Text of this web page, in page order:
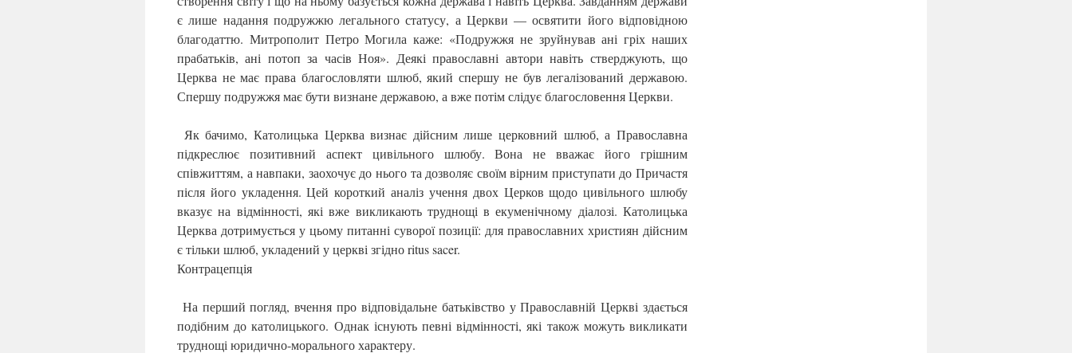
є лише надання подружжю легального статусу, а Церкви — освятити його відповідною
благодаттю. Митрополит Петро Могила каже: «Подружжя не зруйнував ані гріх наших
прабатьків, ані потоп за часів Ноя». Деякі православні автори навіть стверджують, що
Церква не має права благословляти шлюб, який спершу не був легалізований державою.
Спершу подружжя має бути визнане державою, а вже потім слідує благословення Церкви.
Як бачимо, Католицька Церква визнає дійсним лише церковний шлюб, а Православна
підкреслює позитивний аспект цивільного шлюбу. Вона не вважає його грішним
співжиттям, а навпаки, заохочує до нього та дозволяє своїм вірним приступати до Причастя
після його укладення. Цей короткий аналіз учення двох Церков щодо цивільного шлюбу
вказує на відмінності, які вже викликають труднощі в екуменічному діалозі. Католицька
Церква дотримується у цьому питанні суворої позиції: для православних християн дійсним
є тільки шлюб, укладений у церкві згідно ritus sacer.
Контрацепція
На перший погляд, вчення про відповідальне батьківство у Православній Церкві здається
подібним до католицького. Однак існують певні відмінності, які також можуть викликати
труднощі юридично-морального характеру.